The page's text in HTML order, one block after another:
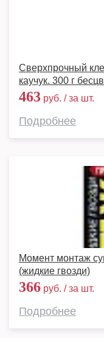
Сверхпрочный
каучук. 300 г
463 руб. / за шт.
Подробнее
Момент монтаж
(жидкие гвозди)
366 руб. / за шт.
Подробнее